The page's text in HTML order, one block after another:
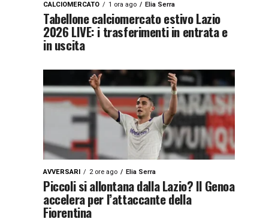
CALCIOMERCATO 1 ora ago Elia Serra
Tabellone calciomercato estivo Lazio
2026 LIVE: i trasferimenti in entrata e
in uscita
AVVERSARI 2 ore ago Elia Serra
Piccoli si allontana dalla Lazio? Il Genoa
accelera per l’attaccante della
Fiorentina